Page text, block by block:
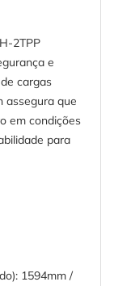
2TPP
e
cargas
assegura que
em condições
para
1594mm /